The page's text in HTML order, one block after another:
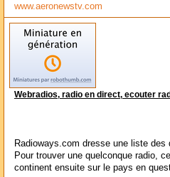
www.aeronewstv.com
Webradios, radio en direct, ecouter
Radioways.com dresse une liste des
Pour trouver une quelconque radio,
continent ensuite sur le pays en